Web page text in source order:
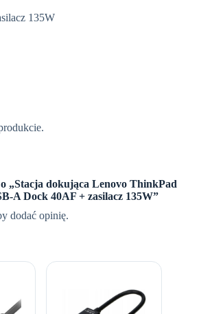
135W
„Stacja dokująca Lenovo ThinkPad
A Dock 40AF + zasilacz 135W”
dodać opinię.